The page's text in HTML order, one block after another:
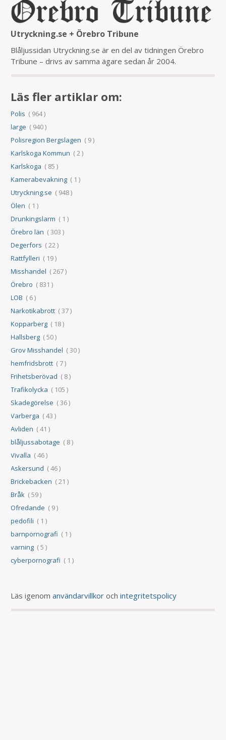
Utryckning.se + Örebro Tribune
Blåljussidan Utryckning.se är en del av tidningen Örebro
Tribune – drivs av samma ägare sedan år 2004.
Läs fler artiklar om:
Polis ( 964 )
large ( 940 )
Polisregion Bergslagen ( 9 )
Karlskoga Kommun ( 2 )
Karlskoga ( 85 )
Kamerabevakning ( 1 )
Utryckning.se ( 948 )
Ölen ( 1 )
Drunkingslarm ( 1 )
Örebro län ( 303 )
Degerfors ( 22 )
Rattfylleri ( 19 )
Misshandel ( 267 )
Örebro ( 831 )
LOB ( 6 )
Narkotikabrott ( 37 )
Kopparberg ( 18 )
Hallsberg ( 50 )
Grov Misshandel ( 30 )
hemfridsbrott ( 7 )
Frihetsberövad ( 8 )
Trafikolycka ( 105 )
Skadegörelse ( 36 )
Varberga ( 43 )
Avliden ( 41 )
blåljussabotage ( 8 )
Vivalla ( 46 )
Askersund ( 46 )
Brickebacken ( 21 )
Bråk ( 59 )
Ofredande ( 9 )
pedofili ( 1 )
barnpornografi ( 1 )
varning ( 5 )
cyberpornografi ( 1 )
Läs igenomanvändarvillkor ochintegritetspolicy